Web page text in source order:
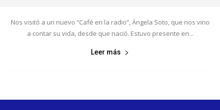
Nos visitó a un nuevo “Café en la radio”, Ángela Soto, que nos vino
a contar su vida, desde que nació. Estuvo presente en...
Leer más